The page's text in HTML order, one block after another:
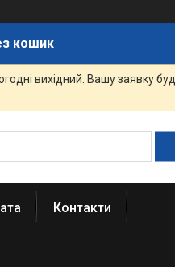
кошик
вихідний. Вашу заявку
Контакти